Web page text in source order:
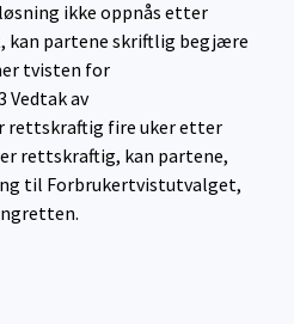
ikke oppnås etter
kan partene skriftlig begjære
tvisten for
Vedtak av
rettskraftig fire uker etter
rettskraftig, kan partene,
til Forbrukertvistutvalget,